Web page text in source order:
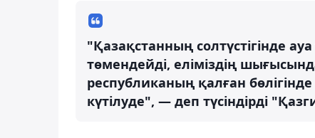
"Қазақстанның солтүстігінде
төмендейді, еліміздің
республиканың қалған
күтілуде", — деп түсіндірді